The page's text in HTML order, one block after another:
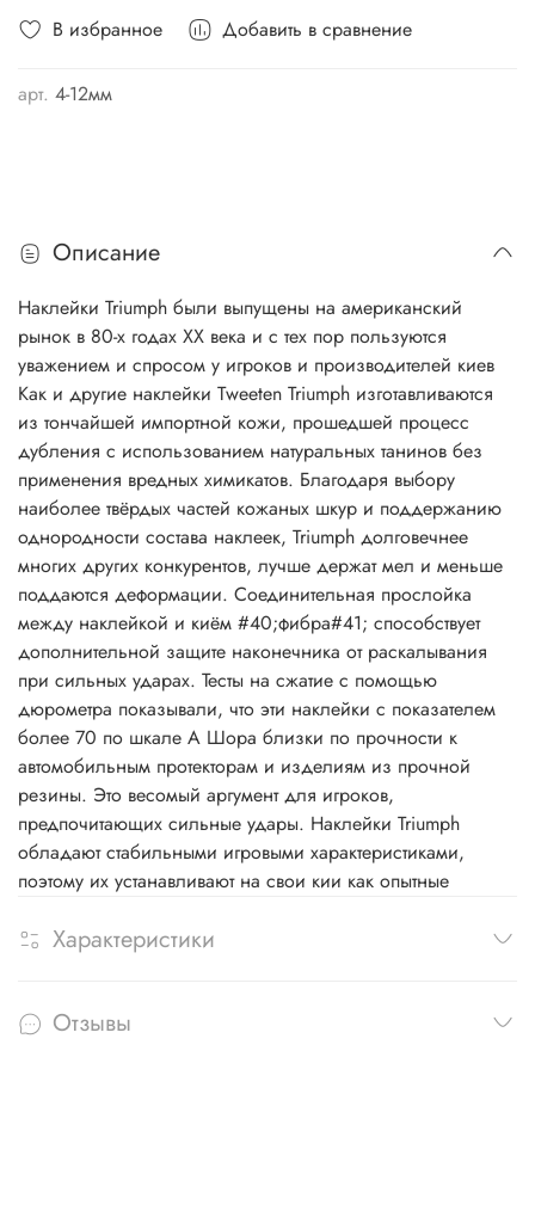
В избранное Добавить в сравнение
арт. 4-12мм
Описание
Наклейки Triumph были выпущены на американский
рынок в 80-х годах XX века и с тех пор пользуются
уважением и спросом у игроков и производителей киев
Как и другие наклейки Tweeten Triumph изготавливаются
из тончайшей импортной кожи, прошедшей процесс
дубления c использованием натуральных танинов без
применения вредных химикатов. Благодаря выбору
наиболее твёрдых частей кожаных шкур и поддержанию
однородности состава наклеек, Triumph долговечнее
многих других конкурентов, лучше держат мел и меньше
поддаются деформации. Соединительная прослойка
между наклейкой и киём #40;фибра#41; способствует
дополнительной защите наконечника от раскалывания
при сильных ударах. Тесты на сжатие с помощью
дюрометра показывали, что эти наклейки с показателем
более 70 по шкале А Шора близки по прочности к
автомобильным протекторам и изделиям из прочной
резины. Это весомый аргумент для игроков,
предпочитающих сильные удары. Наклейки Triumph
обладают стабильными игровыми характеристиками,
поэтому их устанавливают на свои кии как опытные
Характеристики
Отзывы